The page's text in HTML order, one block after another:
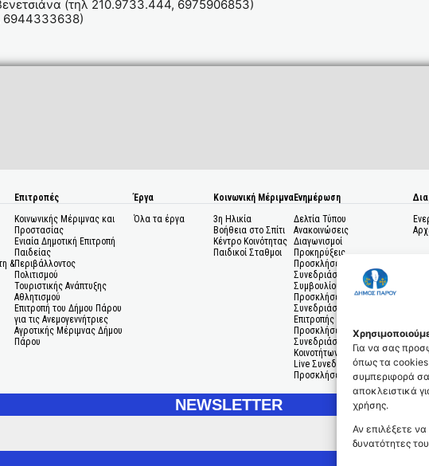
Για να σας
όπως τα cookies
συμπεριφορά
αποκλειστικά
χρήσης.
Αν επιλέξετε
δυνατότητες
(τηλ 210.9733.444, 6975906853)
6944333638)
&
Επιτροπές
Κοινωνικής Μέριμνας και
Προστασίας
Ενιαία Δημοτική Επιτροπή
Παιδείας
Περιβάλλοντος
Πολιτισμού
Τουριστικής Ανάπτυξης
Αθλητισμού
Επιτροπή του Δήμου Πάρου
για τις Ανεμογεννήτριες
Αγροτικής Μέριμνας Δήμου
Πάρου
Έργα
Όλα τα έργα
Κοινωνική Μέριμνα
3η Ηλικία
Βοήθεια στο Σπίτι
Κέντρο Κοινότητας
Παιδικοί Σταθμοι
Ενημέρωση
Δελτία Τύπου
Ανακοινώσεις
Διαγωνισμοί
Προκηρύξεις
Προσκλήσεις σε
Συνεδριάσεις Δημοτικού
Συμβουλίου
Προσκλήσεις σε
Συνεδριάσεις Δημοτικής
Επιτροπής
Προσκλήσεις σε
Συνεδριάσεις Δημοτικών
Κοινοτήτων
Live Συνεδριάσεις
Προσκλήσεις Ενδιαφέροντος
NEWSLETTER